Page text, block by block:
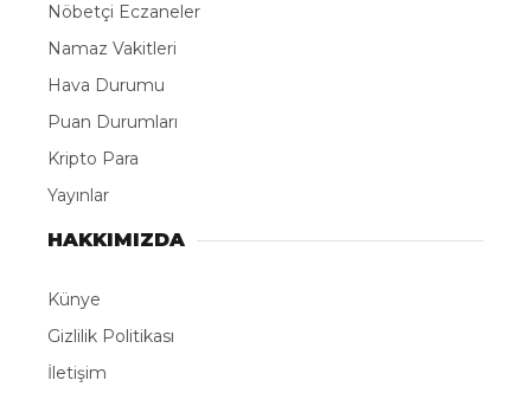
Nöbetçi Eczaneler
Namaz Vakitleri
Hava Durumu
Puan Durumları
Kripto Para
Yayınlar
HAKKIMIZDA
Künye
Gizlilik Politikası
İletişim